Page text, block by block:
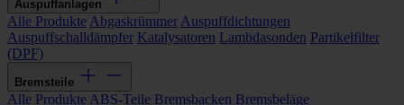
Auspuffanlagen
Alle Produkte Abgaskrümmer Auspuffdichtungen
Auspuffschalldämpfer Katalysatoren Lambdasonden Partikelfilter
(DPF)
Bremsteile
Alle Produkte ABS-Teile Bremsbacken Bremsbeläge